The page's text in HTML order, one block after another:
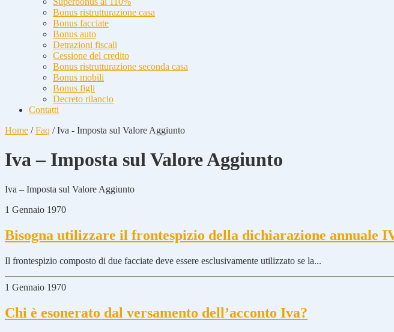
Bonus ristrutturazione casa
Bonus facciate
Bonus auto
Detrazioni fiscali
Cessione del credito
Bonus ristrutturazione seconda casa
Bonus mobili
Bonus figli
Decreto rilancio
Contatti
Home /Faq /Iva - Imposta sul Valore Aggiunto
Iva – Imposta sul Valore Aggiunto
Iva – Imposta sul Valore Aggiunto
1 Gennaio 1970
Bisogna utilizzare il frontespizio della dichiarazione annuale
Il frontespizio composto di due facciate deve essere esclusivamente utilizzato se la...
1 Gennaio 1970
Chi è esonerato dal versamento dell’acconto Iva?